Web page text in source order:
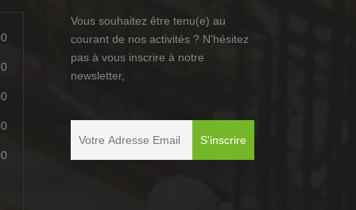
Vous souhaitez être tenu(e) au
courant de nos activités ? N'hésitez
pas à vous inscrire à notre
newsletter,